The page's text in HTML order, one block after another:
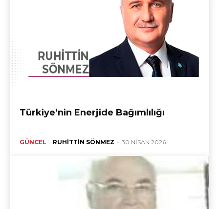
Türkiye’nin Enerjide Bağımlılığı
GÜNCEL RUHITTIN SÖNMEZ - 30 NISAN 2026